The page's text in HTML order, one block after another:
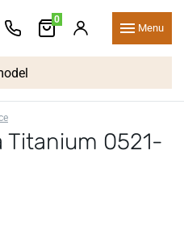
0
Menu
Titanium 0521-